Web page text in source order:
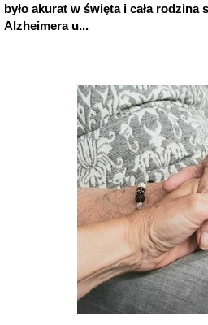
było akurat w święta i cała rodzina
Alzheimera u...